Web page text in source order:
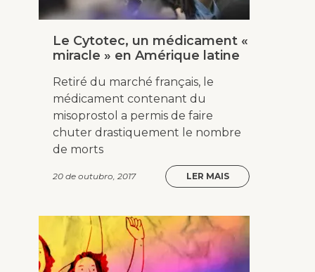
Le Cytotec, un médicament «
miracle » en Amérique latine
Retiré du marché français, le
médicament contenant du
misoprostol a permis de faire
chuter drastiquement le nombre
de morts
20 de outubro, 2017 LER MAIS